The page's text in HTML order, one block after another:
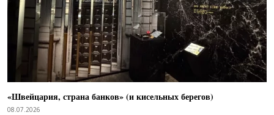
«Швейцария, страна банков» (и кисельных берегов)
08.07.2026